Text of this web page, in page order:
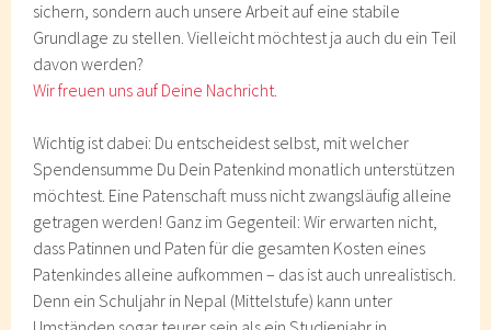
sichern, sondern auch unsere Arbeit auf eine stabile
Grundlage zu stellen. Vielleicht möchtest ja auch du ein Teil
davon werden?
Wir freuen uns auf Deine Nachricht.
Wichtig ist dabei: Du entscheidest selbst, mit welcher
Spendensumme Du Dein Patenkind monatlich unterstützen
möchtest. Eine Patenschaft muss nicht zwangsläufig alleine
getragen werden! Ganz im Gegenteil: Wir erwarten nicht,
dass Patinnen und Paten für die gesamten Kosten eines
Patenkindes alleine aufkommen – das ist auch unrealistisch.
Denn ein Schuljahr in Nepal (Mittelstufe) kann unter